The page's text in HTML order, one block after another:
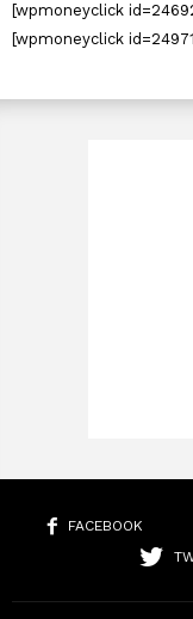
[wpmoneyclick
[wpmoneyclick
FACEBOOK